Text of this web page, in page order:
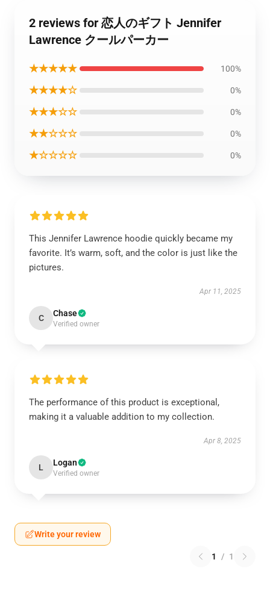
2 reviews for 恋人のギフト Jennifer
Lawrence クールパーカー
★★★★★ 100%
★★★★☆ 0%
★★★☆☆ 0%
★★☆☆☆ 0%
★☆☆☆☆ 0%
This Jennifer Lawrence hoodie quickly became my
favorite. It’s warm, soft, and the color is just like the
pictures.
Apr 11, 2025
C Chase
Verified owner
The performance of this product is exceptional,
making it a valuable addition to my collection.
Apr 8, 2025
L Logan
Verified owner
Write your review
1 / 1